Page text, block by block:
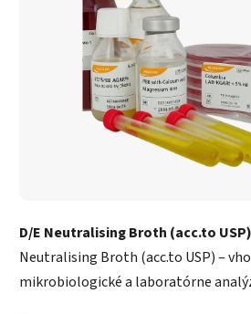
D/E Neutralising Broth (acc.to
Neutralising Broth (acc.to USP) –
mikrobiologické a laboratórne